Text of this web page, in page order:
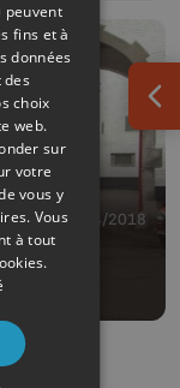
21/04/2018
la
peuvent
fins et à
données
choix
web.
sur
votre
vous y
. Vous
à tout
.